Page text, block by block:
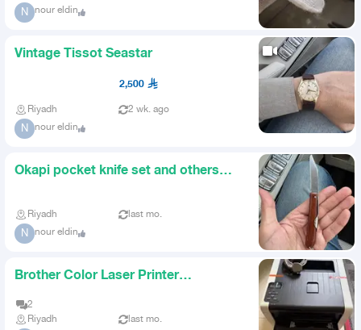
N nour eldin
Vintage Tissot Seastar
2,500
Riyadh 2 wk. ago
N nour eldin
Okapi pocket knife set and others
Riyadh last mo.
N nour eldin
Brother Color Laser Printer
2
Riyadh
last mo.